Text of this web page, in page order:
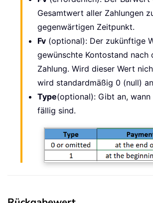
Gesamtwert aller Zahlungen
gegenwärtigen Zeitpunkt.
Fv (optional): Der zukünftige
gewünschte Kontostand nach
Zahlung. Wird dieser Wert
wird standardmäßig 0 (null)
Type(optional): Gibt an, wann
fällig sind.